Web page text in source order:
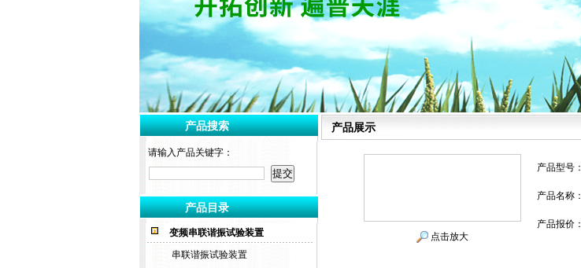
产品搜索
请输入产品关键字：
产品目录
变频串联谐振试验装置
串联谐振试验装置
产品展示
点击放大
产品型号：
产品名称：
产品报价：